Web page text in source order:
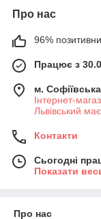
Про нас
96%
Працює з
м.
Інтернет-
Львівський
Контакти
Сьогодні
Показати
Про нас